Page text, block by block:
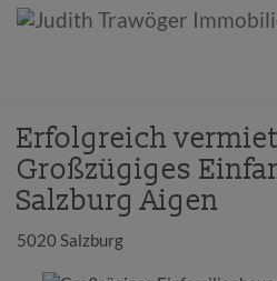
Erfolgreich
Großzügiges
Salzburg Aigen
5020 Salzburg